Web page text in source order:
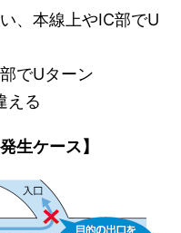
、本線上やIC部でU
でUターン
える
生ケース】